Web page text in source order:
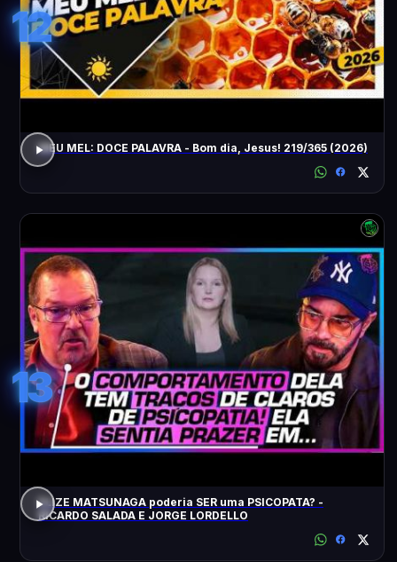
12
MEU MEL: DOCE PALAVRA - Bom dia, Jesus! 219/365 (2026)
13
ELIZE MATSUNAGA poderia SER uma PSICOPATA? -
RICARDO SALADA E JORGE LORDELLO